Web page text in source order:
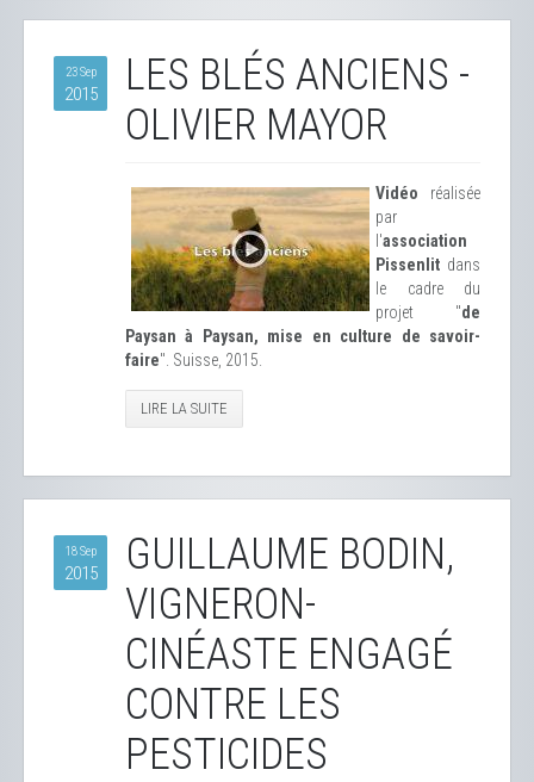
23 Sep
2015
LES BLÉS ANCIENS -
OLIVIER MAYOR
Vidéo réalisée
par
l'association
Pissenlit dans
le cadre du
projet "de
Paysan à Paysan, mise en culture de savoir-
faire". Suisse, 2015.
LIRE LA SUITE
18 Sep
2015
GUILLAUME BODIN,
VIGNERON-
CINÉASTE ENGAGÉ
CONTRE LES
PESTICIDES